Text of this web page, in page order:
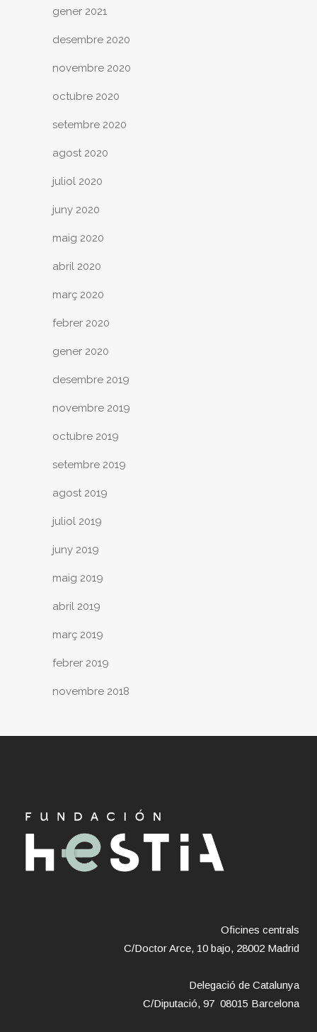
gener 2021
desembre 2020
novembre 2020
octubre 2020
setembre 2020
agost 2020
juliol 2020
juny 2020
maig 2020
abril 2020
març 2020
febrer 2020
gener 2020
desembre 2019
novembre 2019
octubre 2019
setembre 2019
agost 2019
juliol 2019
juny 2019
maig 2019
abril 2019
març 2019
febrer 2019
novembre 2018
Oficines centrals
C/Doctor Arce, 10 bajo, 28002 Madrid
Delegació de Catalunya
C/Diputació, 97 08015 Barcelona